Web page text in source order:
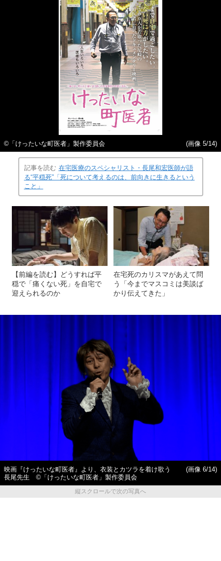
©️「けったいな町医者」製作委員会 (画像 5/14)
記事を読む 在宅医療のスペシャリスト・長尾和宏医師が語
る“平穏死”「死について考えるのは、前向きに生きるという
こと」
【前編を読む】どうすれば平
穏で「痛くない死」を自宅で
迎えられるのか
在宅死のカリスマがあえて問
う「今までマスコミは美談ば
かり伝えてきた」
映画『けったいな町医者』より、衣装とカツラを着け歌う
長尾先生 ©️「けったいな町医者」製作委員会
(画像 6/14)
縦スクロールで次の写真へ